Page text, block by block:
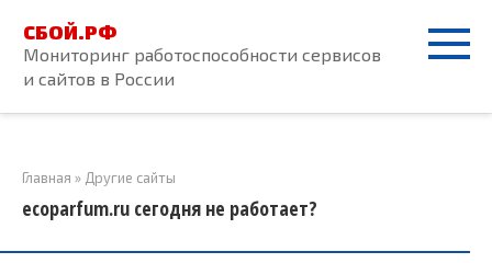
контенту
СБОЙ.РФ
Мониторинг работоспособности сервисов
и сайтов в России
Главная » Другие сайты
ecoparfum.ru сегодня не работает?